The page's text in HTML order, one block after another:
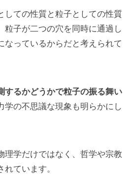
しての性質と粒子としての性質
粒子が二つの穴を同時に通過し
なっているからだと考えられて
するかどうかで粒子の振る舞い
学の不思議な現象も明らかにし
理学だけではなく、哲学や宗教
ています。